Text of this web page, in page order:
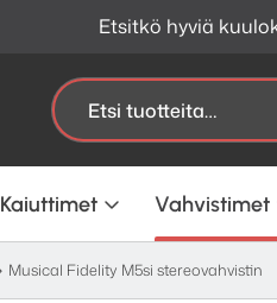
Etsitkö hyviä
Etsi:
Kaiuttimet Vahvistimet
Musical Fidelity M5si stereovahvistin